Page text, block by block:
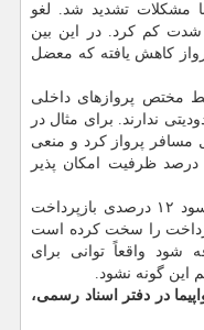
مشکلات تشدید شد. لغو
شدت کم کرد. در این بین
درصد در هر پرواز کاهش یافته که معضل
مختص پروازهای داخلی
ندارند. برای مثال در
مسافر پرواز کرد و منعی
هم نداشت اما پرواز داخلی فقط با ۶۰ درصد ظرفیت امکان پذیر
مدیرعامل این هواپیمایی اظهار داشت: سود ۱۲ درصدی بازپرداخت
را سخت کرده است
شود واقعاً توانی برای
این گونه نشود.
در دفتر اسناد رسمی،